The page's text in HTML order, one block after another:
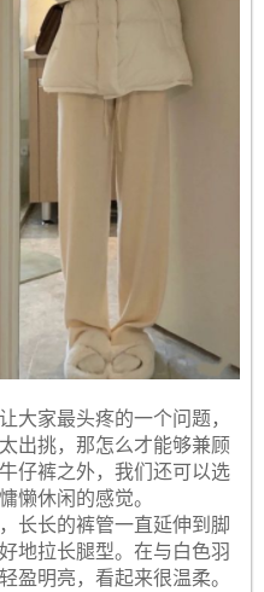
大家最头疼的一个问题，
出挑，那怎么才能够兼顾
仔裤之外，我们还可以选
懒休闲的感觉。
长长的裤管一直延伸到脚
地拉长腿型。在与白色羽
盈明亮，看起来很温柔。